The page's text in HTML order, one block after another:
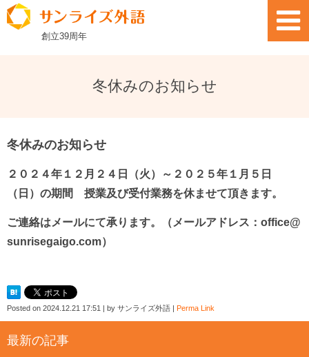
創立39周年
冬休みのお知らせ
冬休みのお知らせ
２０２４年１２月２４日（火）～２０２５年１月５日
（日）の期間 授業及び受付業務を休ませて頂きます。
ご連絡はメールにて承ります。（メールアドレス：office@
sunrisegaigo.com）
Posted on 2024.12.21 17:51 by サンライズ外語 Perma Link
最新の記事